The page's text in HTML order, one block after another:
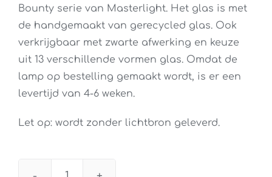
Bounty serie van Masterlight. Het glas is met
de handgemaakt van gerecycled glas. Ook
verkrijgbaar met zwarte afwerking en keuze
uit 13 verschillende vormen glas. Omdat de
lamp op bestelling gemaakt wordt, is er een
levertijd van 4-6 weken.
Let op: wordt zonder lichtbron geleverd.